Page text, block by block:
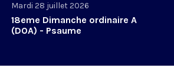
Mardi 28 juillet 2026
18eme Dimanche ordinaire A
(DOA) - Psaume